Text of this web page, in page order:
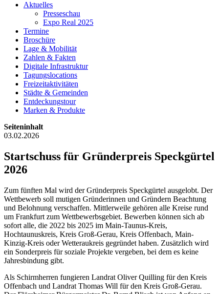
Aktuelles
Presseschau
Expo Real 2025
Termine
Broschüre
Lage & Mobilität
Zahlen & Fakten
Digitale Infrastruktur
Tagungslocations
Freizeitaktivitäten
Städte & Gemeinden
Entdeckungstour
Marken & Produkte
Seiteninhalt
03.02.2026
Startschuss für Gründerpreis Speckgürtel
2026
Zum fünften Mal wird der Gründerpreis Speckgürtel ausgelobt. Der
Wettbewerb soll mutigen Gründerinnen und Gründern Beachtung
und Belohnung verschaffen. Mittlerweile gehören alle Kreise rund
um Frankfurt zum Wettbewerbsgebiet. Bewerben können sich ab
sofort alle, die 2022 bis 2025 im Main-Taunus-Kreis,
Hochtaunuskreis, Kreis Groß-Gerau, Kreis Offenbach, Main-
Kinzig-Kreis oder Wetteraukreis gegründet haben. Zusätzlich wird
ein Sonderpreis für soziale Projekte vergeben, bei dem es keine
Jahresbindung gibt.
Als Schirmherren fungieren Landrat Oliver Quilling für den Kreis
Offenbach und Landrat Thomas Will für den Kreis Groß-Gerau.